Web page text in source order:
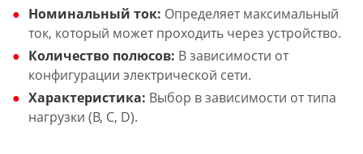
Номинальный ток: Определяет максимальный
ток, который может проходить через устройство.
Количество полюсов: В зависимости от
конфигурации электрической сети.
Характеристика: Выбор в зависимости от типа
нагрузки (B, C, D).